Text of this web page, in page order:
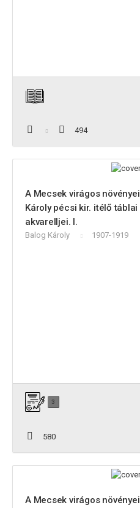
494
A Mecsek virágos
Károly pécsi kir. itélő
akvarelljei. I.
Balog Károly 1907-1919
3
580
A Mecsek virágos